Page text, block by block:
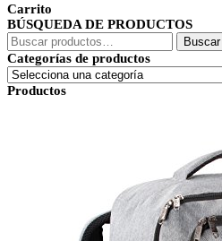
Carrito
BÚSQUEDA DE PRODUCTOS
Buscar
por:
Buscar
Categorías de productos
Productos